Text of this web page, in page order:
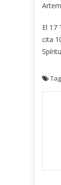
El 17
cita